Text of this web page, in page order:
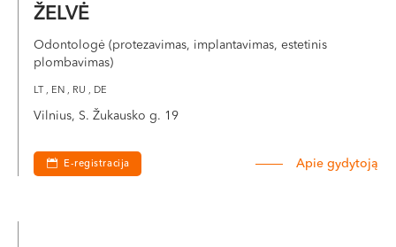
ŽELVĖ
Odontologė (protezavimas, implantavimas, estetinis
plombavimas)
LT , EN , RU , DE
Vilnius, S. Žukausko g. 19
E-registracija Apie gydytoją